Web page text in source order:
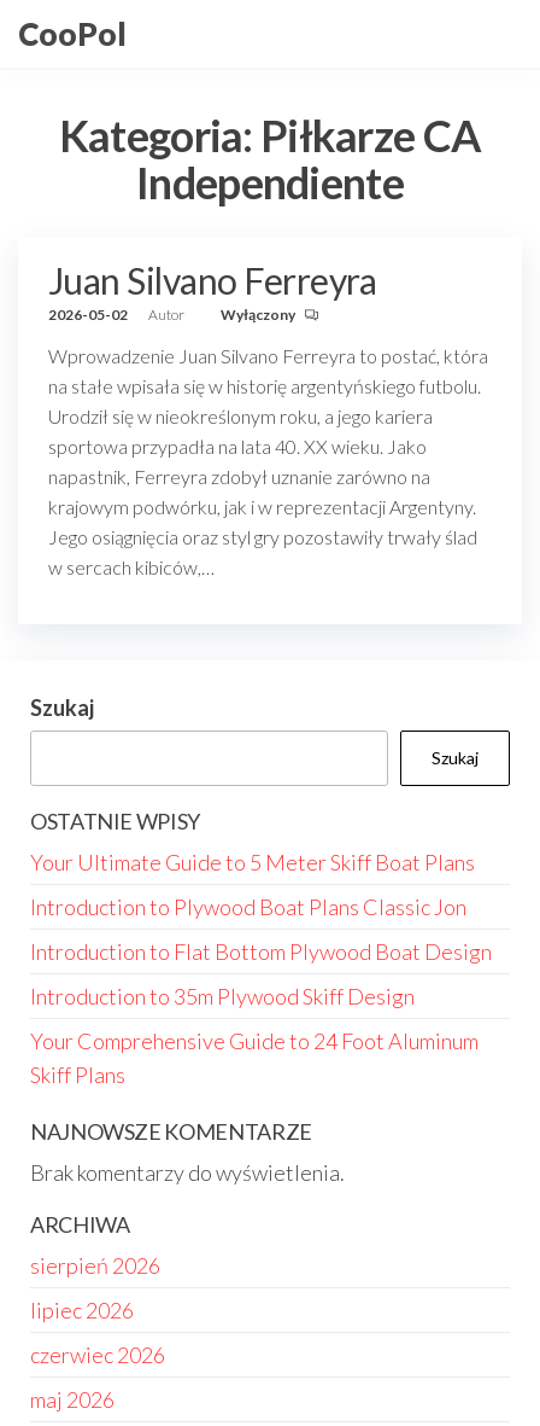
doCooPol
Kategoria: Piłkarze CA
Independiente
Juan Silvano Ferreyra
2026-05-02 Autor Wyłączony
Wprowadzenie Juan Silvano Ferreyra to postać, która
na stałe wpisała się w historię argentyńskiego futbolu.
Urodził się w nieokreślonym roku, a jego kariera
sportowa przypadła na lata 40. XX wieku. Jako
napastnik, Ferreyra zdobył uznanie zarówno na
krajowym podwórku, jak i w reprezentacji Argentyny.
Jego osiągnięcia oraz styl gry pozostawiły trwały ślad
w sercach kibiców,…
Szukaj
Szukaj
OSTATNIE WPISY
Your Ultimate Guide to 5 Meter Skiff Boat Plans
Introduction to Plywood Boat Plans Classic Jon
Introduction to Flat Bottom Plywood Boat Design
Introduction to 35m Plywood Skiff Design
Your Comprehensive Guide to 24 Foot Aluminum
Skiff Plans
NAJNOWSZE KOMENTARZE
Brak komentarzy do wyświetlenia.
ARCHIWA
sierpień 2026
lipiec 2026
czerwiec 2026
maj 2026